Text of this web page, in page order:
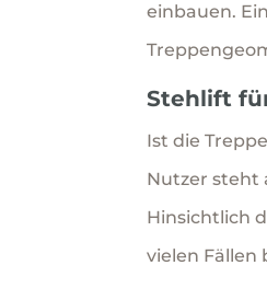
einbauen.
Stehlift
Ist die
Nutzer steht
Hinsichtlich
vielen Fällen